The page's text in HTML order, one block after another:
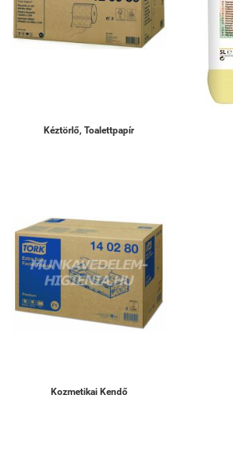
Kéztörlő, Toalettpapír
Kozmetikai Kendő